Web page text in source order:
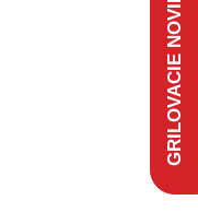
GRILOVACIE NOVINKY